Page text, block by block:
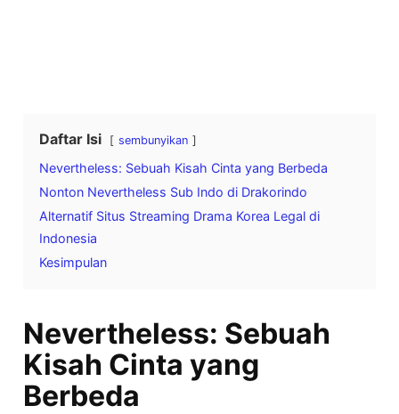
Daftar Isi sembunyikan
Nevertheless: Sebuah Kisah Cinta yang Berbeda
Nonton Nevertheless Sub Indo di Drakorindo
Alternatif Situs Streaming Drama Korea Legal di
Indonesia
Kesimpulan
Nevertheless: Sebuah
Kisah Cinta yang
Berbeda